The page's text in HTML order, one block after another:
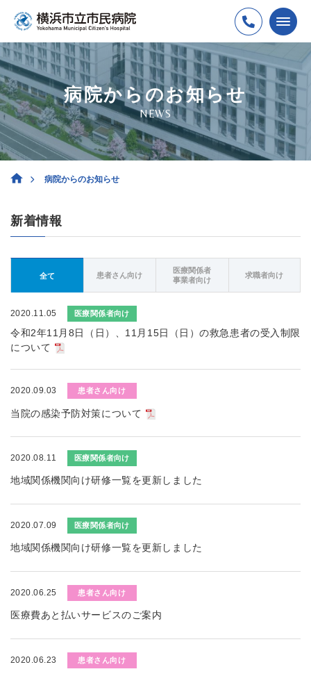
病院からのお知らせ
NEWS
病院からのお知らせ
新着情報
全て 患者さん向け
医療関係者
事業者向け
求職者向け
2020.11.05 医療関係者向け
令和2年11月8日（日）、11月15日（日）の救急患者の受入制限
について
2020.09.03 患者さん向け
当院の感染予防対策について
2020.08.11 医療関係者向け
地域関係機関向け研修一覧を更新しました
2020.07.09 医療関係者向け
地域関係機関向け研修一覧を更新しました
2020.06.25 患者さん向け
医療費あと払いサービスのご案内
2020.06.23 患者さん向け